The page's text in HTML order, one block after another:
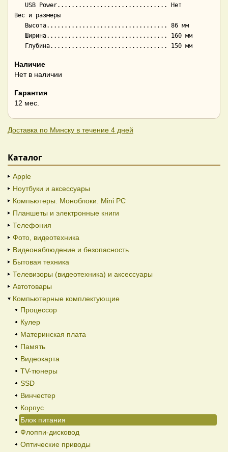
Вес и размеры
Наличие
Нет в наличии
Гарантия
12 мес.
Доставка по Минску в течение 4 дней
Каталог
Apple
Ноутбуки и аксессуары
Компьютеры. Моноблоки. Mini PC
Планшеты и электронные книги
Телефония
Фото, видеотехника
Видеонаблюдение и безопасность
Бытовая техника
Телевизоры (видеотехника) и аксессуары
Автотовары
Компьютерные комплектующие
Процессор
Кулер
Материнская плата
Память
Видеокарта
TV-тюнеры
SSD
Винчестер
Корпус
Блок питания
Флоппи-дисковод
Оптические приводы